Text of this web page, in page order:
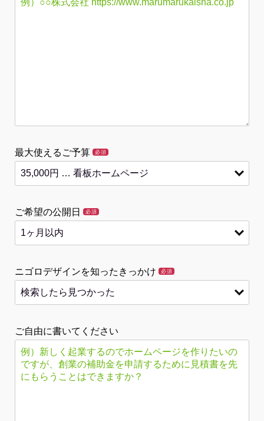
最大使えるご予算 必須
ご希望の公開日 必須
ニゴロデザインを知ったきっかけ 必須
ご自由に書いてください